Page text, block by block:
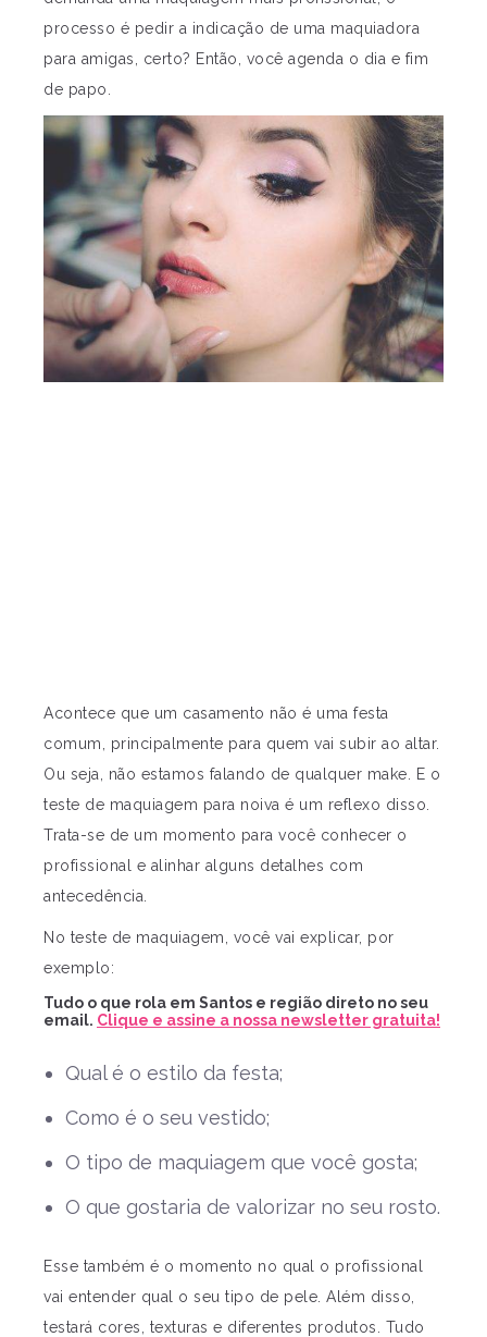
processo é pedir a indicação de uma maquiadora
para amigas, certo? Então, você agenda o dia e fim
de papo.
Acontece que um casamento não é uma festa
comum, principalmente para quem vai subir ao altar.
Ou seja, não estamos falando de qualquer make. E o
teste de maquiagem para noiva é um reflexo disso.
Trata-se de um momento para você conhecer o
profissional e alinhar alguns detalhes com
antecedência.
No teste de maquiagem, você vai explicar, por
exemplo:
Tudo o que rola em Santos e região direto no seu
email. Clique e assine a nossa newsletter gratuita!
Qual é o estilo da festa;
Como é o seu vestido;
O tipo de maquiagem que você gosta;
O que gostaria de valorizar no seu rosto.
Esse também é o momento no qual o profissional
vai entender qual o seu tipo de pele. Além disso,
testará cores, texturas e diferentes produtos. Tudo